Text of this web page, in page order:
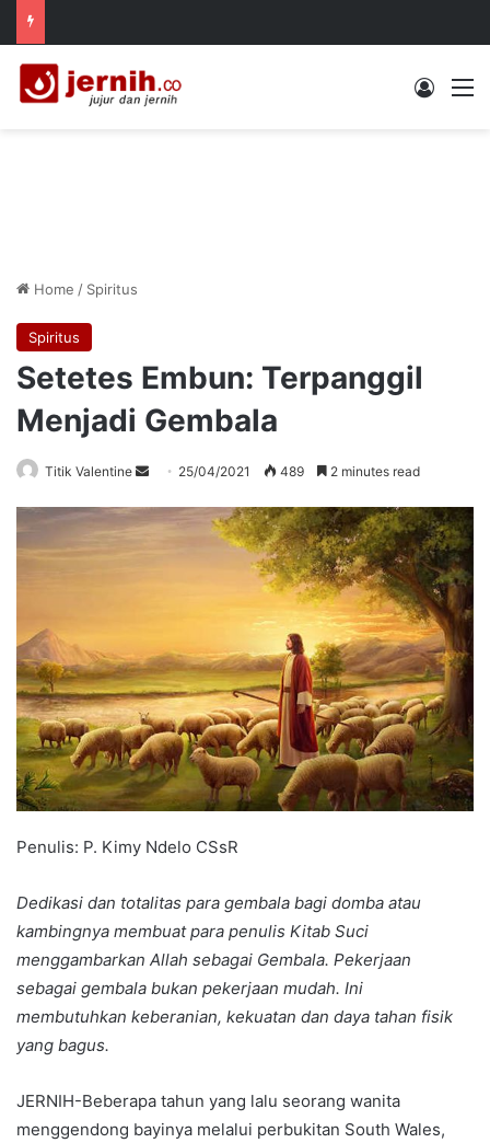
Log In
Home / Spiritus
Spiritus
Setetes Embun: Terpanggil
Menjadi Gembala
Titik Valentine
Send
email
25/04/2021 489 2 minutes read
Penulis: P. Kimy Ndelo CSsR
Dedikasi dan totalitas para gembala bagi domba atau
kambingnya membuat para penulis Kitab Suci
menggambarkan Allah sebagai Gembala. Pekerjaan
sebagai gembala bukan pekerjaan mudah. Ini
membutuhkan keberanian, kekuatan dan daya tahan fisik
yang bagus.
JERNIH-Beberapa tahun yang lalu seorang wanita
menggendong bayinya melalui perbukitan South Wales,